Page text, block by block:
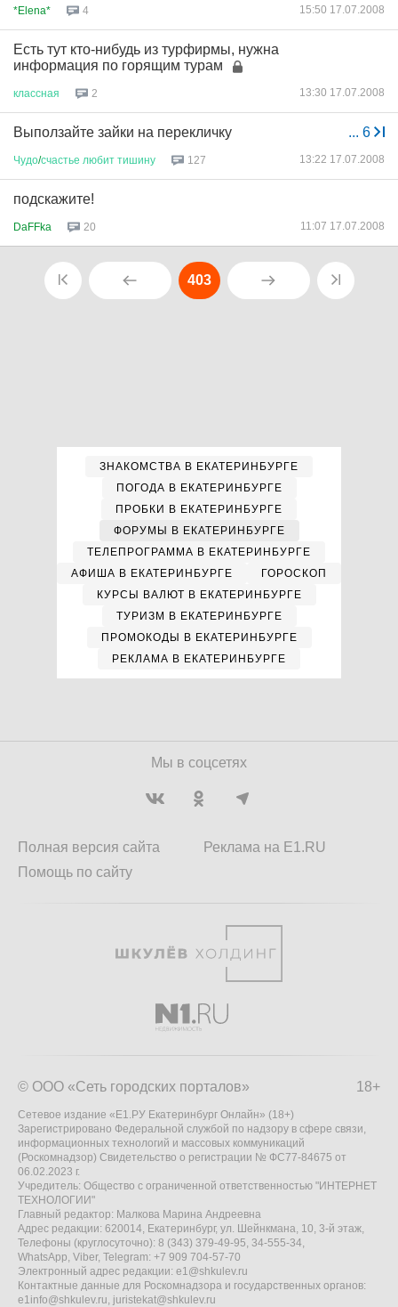
*Elena* 4 15:50 17.07.2008
Есть тут кто-нибудь из турфирмы, нужна
информация по горящим турам
классная 2 13:30 17.07.2008
... 6
Выползайте зайки на перекличку
Чудо/счастье любит тишину 127 13:22 17.07.2008
подскажите!
DaFFka 20 11:07 17.07.2008
403
ЗНАКОМСТВА В ЕКАТЕРИНБУРГЕ
ПОГОДА В ЕКАТЕРИНБУРГЕ
ПРОБКИ В ЕКАТЕРИНБУРГЕ
ФОРУМЫ В ЕКАТЕРИНБУРГЕ
ТЕЛЕПРОГРАММА В ЕКАТЕРИНБУРГЕ
АФИША В ЕКАТЕРИНБУРГЕ
ГОРОСКОП
КУРСЫ ВАЛЮТ В ЕКАТЕРИНБУРГЕ
ТУРИЗМ В ЕКАТЕРИНБУРГЕ
ПРОМОКОДЫ В ЕКАТЕРИНБУРГЕ
РЕКЛАМА В ЕКАТЕРИНБУРГЕ
Мы в соцсетях
Полная версия сайта
Помощь по сайту
Реклама на E1.RU
18+
© ООО «Сеть городских порталов»
Сетевое издание «Е1.РУ Екатеринбург Онлайн» (18+)
Зарегистрировано Федеральной службой по надзору в сфере связи,
информационных технологий и массовых коммуникаций
(Роскомнадзор) Свидетельство о регистрации № ФС77-84675 от
06.02.2023 г.
Учредитель: Общество с ограниченной ответственностью "ИНТЕРНЕТ
ТЕХНОЛОГИИ"
Главный редактор: Малкова Марина Андреевна
Адрес редакции: 620014, Екатеринбург, ул. Шейнкмана, 10, 3-й этаж,
Телефоны (круглосуточно): 8 (343) 379-49-95, 34-555-34,
WhatsApp, Viber, Telegram: +7 909 704-57-70
Электронный адрес редакции: e1@shkulev.ru
Контактные данные для Роскомнадзора и государственных органов:
e1info@shkulev.ru, juristekat@shkulev.ru